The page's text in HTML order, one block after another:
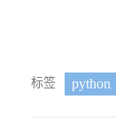
标签 python